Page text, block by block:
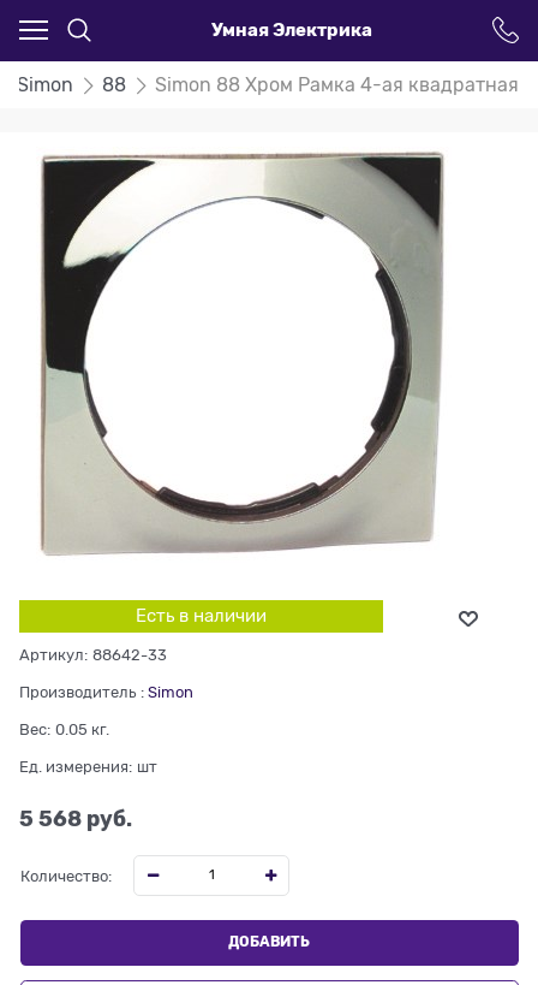
Умная Электрика
Simon 88 Simon 88 Хром Рамка 4-ая квадратная
Есть в наличии
Артикул: 88642-33
Производитель : Simon
Вес: 0.05 кг.
Ед. измерения: шт
5 568 руб.
Количество:
ДОБАВИТЬ